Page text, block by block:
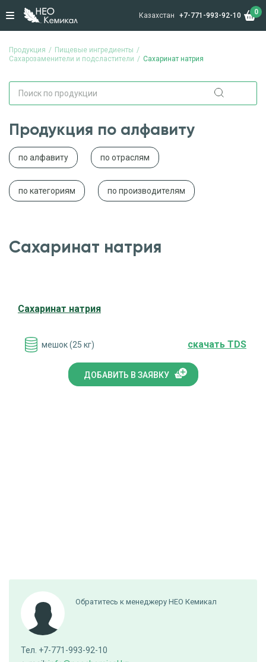
Казахстан +7-771-993-92-10 0
Продукция
Пищевые ингредиенты
Сахарозаменители и подсластители
Сахаринат натрия
Продукция по алфавиту
по алфавиту по отраслям
по категориям по производителям
Сахаринат натрия
Сахаринат натрия
мешок (25 кг) cкачать TDS
ДОБАВИТЬ В ЗАЯВКУ
Обратитесь к менеджеру НЕО Кемикал
Тел. +7-771-993-92-10